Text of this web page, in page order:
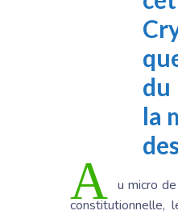
du
la
A u micro